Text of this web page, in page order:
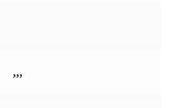
,,,